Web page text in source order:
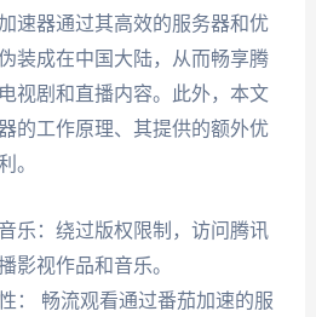
速器通过其高效的服务器和优
装成在中国大陆，从而畅享腾
视剧和直播内容。此外，本文
的工作原理、其提供的额外优
。
乐：绕过版权限制，访问腾讯
影视作品和音乐。
： 畅流观看通过番茄加速的服